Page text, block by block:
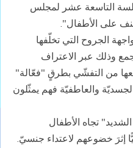
2012 خلال الجلسة التاسعة عشر لمجلس
على الأطفال".
الجروح التي تخلّفها
وذلك عبر الاعتراف
من التفشّي بطرقٍ "فعّالة"
والعاطفيّة فهم يمثّلون
تجاه الأطفال
إثرَ خضوعهم لاعتداء جنسيّ.